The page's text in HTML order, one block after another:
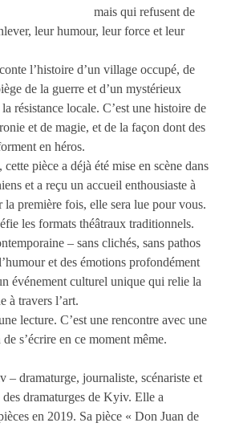
mais qui refusent de
leur humour, leur force et leur
l’histoire d’un village occupé, de
de la guerre et d’un mystérieux
résistance locale. C’est une histoire de
et de magie, et de la façon dont des
en héros.
pièce a déjà été mise en scène dans
et a reçu un accueil enthousiaste à
première fois, elle sera lue pour vous.
les formats théâtraux traditionnels.
– sans clichés, sans pathos
et des émotions profondément
événement culturel unique qui relie la
à travers l’art.
lecture. C’est une rencontre avec une
s’écrire en ce moment même.
dramaturge, journaliste, scénariste et
dramaturges de Kyiv. Elle a
en 2019. Sa pièce « Don Juan de